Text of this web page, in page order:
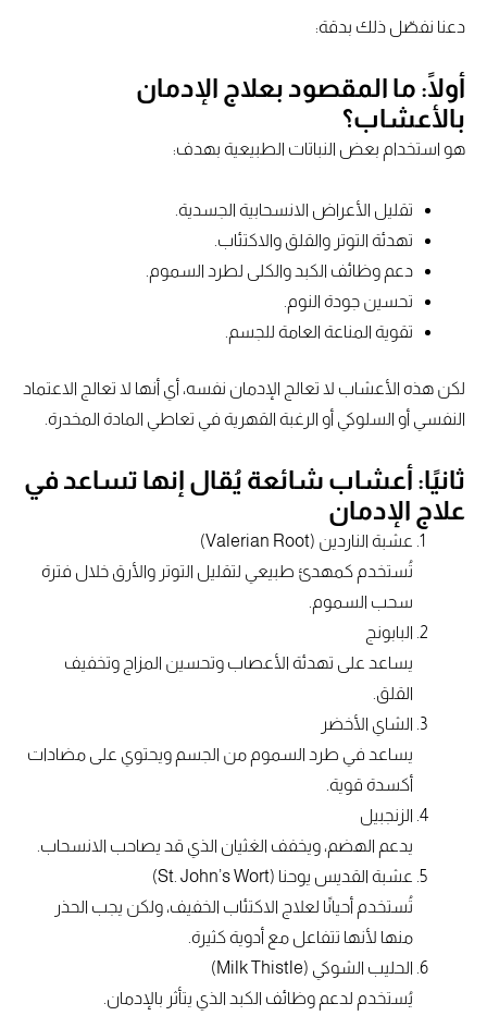
دعنا نفصّل ذلك بدقة:
أولًا: ما المقصود بعلاج الإدمان
بالأعشاب؟
هو استخدام بعض النباتات الطبيعية بهدف:
تقليل الأعراض الانسحابية الجسدية.
تهدئة التوتر والقلق والاكتئاب.
دعم وظائف الكبد والكلى لطرد السموم.
تحسين جودة النوم.
تقوية المناعة العامة للجسم.
لكن هذه الأعشاب لا تعالج الإدمان نفسه، أي أنها لا تعالج الاعتماد
النفسي أو السلوكي أو الرغبة القهرية في تعاطي المادة المخدرة.
ثانيًا: أعشاب شائعة يُقال إنها تساعد في
علاج الإدمان
عشبة الناردين (Valerian Root)
تُستخدم كمهدئ طبيعي لتقليل التوتر والأرق خلال فترة
سحب السموم.
البابونج
يساعد على تهدئة الأعصاب وتحسين المزاج وتخفيف
القلق.
الشاي الأخضر
يساعد في طرد السموم من الجسم ويحتوي على مضادات
أكسدة قوية.
الزنجبيل
يدعم الهضم، ويخفف الغثيان الذي قد يصاحب الانسحاب.
عشبة القديس يوحنا (St. John’s Wort)
تُستخدم أحيانًا لعلاج الاكتئاب الخفيف، ولكن يجب الحذر
منها لأنها تتفاعل مع أدوية كثيرة.
الحليب الشوكي (Milk Thistle)
يُستخدم لدعم وظائف الكبد الذي يتأثر بالإدمان.